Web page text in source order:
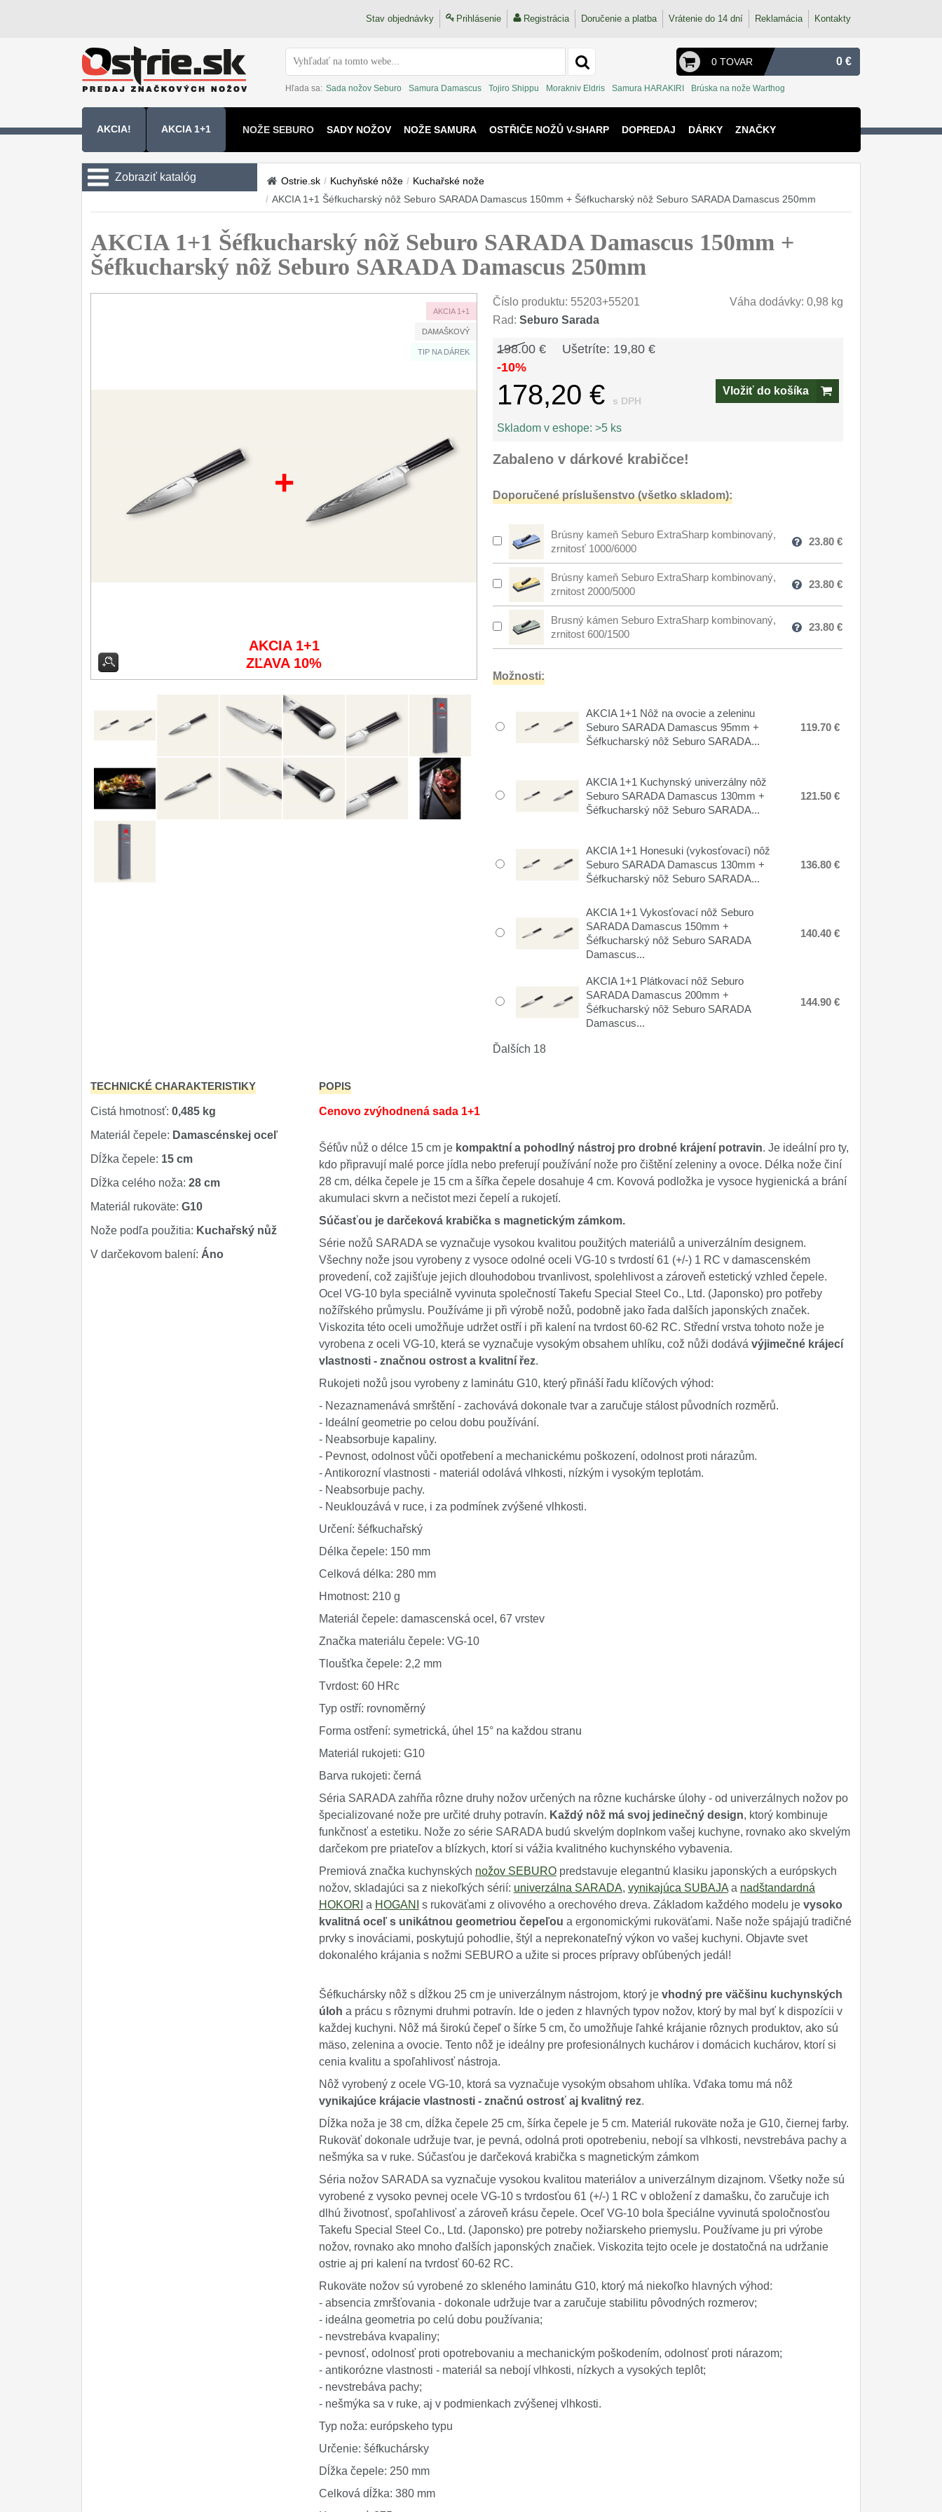
Stav objednávky Prihlásenie Registrácia Doručenie a platba Vrátenie do 14 dní Reklamácia Kontakty
0 TOVAR 0 €
Hľada sa: Sada nožov Seburo Samura Damascus Tojiro Shippu Morakniv Eldris Samura HARAKIRI Brúska na nože Warthog
AKCIA! AKCIA 1+1 NOŽE SEBURO SADY NOŽOV NOŽE SAMURA OSTŘIČE NOŽŮ V-SHARP DOPREDAJ DÁRKY ZNAČKY
Zobraziť katalóg
Sady nožov 9
Kuchařské nože 30
Univerzálny nože 50
Vykosťovací nože 41
Steakové nože 2
Príslušenstvo
Nože s pevnou čepeľou
Ostrenie nožov
Nože SEBURO
Nože Tojiro
Ostřiče nožů V-Sharp
Ostrie.sk / Kuchyňské nôže / Kuchařské nože
/ AKCIA 1+1 Šéfkucharský nôž Seburo SARADA Damascus 150mm + Šéfkucharský nôž Seburo SARADA Damascus 250mm
AKCIA 1+1 Šéfkucharský nôž Seburo SARADA Damascus 150mm +
Šéfkucharský nôž Seburo SARADA Damascus 250mm
AKCIA 1+1
DAMAŠKOVÝ
TIP NA DÁREK
+
AKCIA 1+1
ZĽAVA 10%
Číslo produktu: 55203+55201
Váha dodávky: 0,98 kg
Rad: Seburo Sarada
198.00 € Ušetríte: 19,80 €
-10%
178,20 € s DPH
Vložiť do košíka
Skladom v eshope: >5 ks
Zabaleno v dárkové krabičce!
Doporučené príslušenstvo (všetko skladom):
Brúsny kameň Seburo ExtraSharp kombinovaný,
zrnitosť 1000/6000
23.80 €
Brúsny kameň Seburo ExtraSharp kombinovaný,
zrnitost 2000/5000
23.80 €
Brusný kámen Seburo ExtraSharp kombinovaný,
zrnitost 600/1500
23.80 €
Možnosti:
AKCIA 1+1 Nôž na ovocie a zeleninu
Seburo SARADA Damascus 95mm +
Šéfkucharský nôž Seburo SARADA...
119.70 €
AKCIA 1+1 Kuchynský univerzálny nôž
Seburo SARADA Damascus 130mm +
Šéfkucharský nôž Seburo SARADA...
121.50 €
AKCIA 1+1 Honesuki (vykosťovací) nôž
Seburo SARADA Damascus 130mm +
Šéfkucharský nôž Seburo SARADA...
136.80 €
AKCIA 1+1 Vykosťovací nôž Seburo
SARADA Damascus 150mm +
Šéfkucharský nôž Seburo SARADA
Damascus...
140.40 €
AKCIA 1+1 Plátkovací nôž Seburo
SARADA Damascus 200mm +
Šéfkucharský nôž Seburo SARADA
Damascus...
144.90 €
Ďalších 18
TECHNICKÉ CHARAKTERISTIKY
Cistá hmotnosť: 0,485 kg
Materiál čepele: Damascénskej oceľ
Dĺžka čepele: 15 cm
Dĺžka celého noža: 28 cm
Materiál rukoväte: G10
Nože podľa použitia: Kuchařský nůž
V darčekovom balení: Áno
POPIS
Cenovo zvýhodnená sada 1+1
Šéfův nůž o délce 15 cm je kompaktní a pohodlný nástroj pro drobné krájení potravin. Je ideální pro ty,
kdo připravují malé porce jídla nebo preferují používání nože pro čištění zeleniny a ovoce. Délka nože činí
28 cm, délka čepele je 15 cm a šířka čepele dosahuje 4 cm. Kovová podložka je vysoce hygienická a brání
akumulaci skvrn a nečistot mezi čepelí a rukojetí.
Súčasťou je darčeková krabička s magnetickým zámkom.
Série nožů SARADA se vyznačuje vysokou kvalitou použitých materiálů a univerzálním designem.
Všechny nože jsou vyrobeny z vysoce odolné oceli VG-10 s tvrdostí 61 (+/-) 1 RC v damascenském
provedení, což zajišťuje jejich dlouhodobou trvanlivost, spolehlivost a zároveň estetický vzhled čepele.
Ocel VG-10 byla speciálně vyvinuta společností Takefu Special Steel Co., Ltd. (Japonsko) pro potřeby
nožířského průmyslu. Používáme ji při výrobě nožů, podobně jako řada dalších japonských značek.
Viskozita této oceli umožňuje udržet ostří i při kalení na tvrdost 60-62 RC. Střední vrstva tohoto nože je
vyrobena z oceli VG-10, která se vyznačuje vysokým obsahem uhlíku, což nůži dodává výjimečné krájecí
vlastnosti - značnou ostrost a kvalitní řez.
Rukojeti nožů jsou vyrobeny z laminátu G10, který přináší řadu klíčových výhod:
- Nezaznamenává smrštění - zachovává dokonale tvar a zaručuje stálost původních rozměrů.
- Ideální geometrie po celou dobu používání.
- Neabsorbuje kapaliny.
- Pevnost, odolnost vůči opotřebení a mechanickému poškození, odolnost proti nárazům.
- Antikorozní vlastnosti - materiál odolává vlhkosti, nízkým i vysokým teplotám.
- Neabsorbuje pachy.
- Neuklouzává v ruce, i za podmínek zvýšené vlhkosti.
Určení: šéfkuchařský
Délka čepele: 150 mm
Celková délka: 280 mm
Hmotnost: 210 g
Materiál čepele: damascenská ocel, 67 vrstev
Značka materiálu čepele: VG-10
Tloušťka čepele: 2,2 mm
Tvrdost: 60 HRc
Typ ostří: rovnoměrný
Forma ostření: symetrická, úhel 15° na každou stranu
Materiál rukojeti: G10
Barva rukojeti: černá
Séria SARADA zahŕňa rôzne druhy nožov určených na rôzne kuchárske úlohy - od univerzálnych nožov po
špecializované nože pre určité druhy potravín. Každý nôž má svoj jedinečný design, ktorý kombinuje
funkčnosť a estetiku. Nože zo série SARADA budú skvelým doplnkom vašej kuchyne, rovnako ako skvelým
darčekom pre priateľov a blízkych, ktorí si vážia kvalitného kuchynského vybavenia.
Premiová značka kuchynských nožov SEBUROpredstavuje elegantnú klasiku japonských a európskych
nožov, skladajúci sa z niekoľkých sérií: univerzálna SARADA, vynikajúca SUBAJAa nadštandardná
HOKORI a HOGANI s rukoväťami z olivového a orechového dreva. Základom každého modelu je vysoko
kvalitná oceľ s unikátnou geometriou čepeľou a ergonomickými rukoväťami. Naše nože spájajú tradičné
prvky s inováciami, poskytujú pohodlie, štýl a neprekonateľný výkon vo vašej kuchyni. Objavte svet
dokonalého krájania s nožmi SEBURO a užite si proces prípravy obľúbených jedál!
Šéfkuchársky nôž s dĺžkou 25 cm je univerzálnym nástrojom, ktorý je vhodný pre väčšinu kuchynských
úloh a prácu s rôznymi druhmi potravín. Ide o jeden z hlavných typov nožov, ktorý by mal byť k dispozícii v
každej kuchyni. Nôž má širokú čepeľ o šírke 5 cm, čo umožňuje ľahké krájanie rôznych produktov, ako sú
mäso, zelenina a ovocie. Tento nôž je ideálny pre profesionálnych kuchárov i domácich kuchárov, ktorí si
cenia kvalitu a spoľahlivosť nástroja.
Nôž vyrobený z ocele VG-10, ktorá sa vyznačuje vysokým obsahom uhlíka. Vďaka tomu má nôž
vynikajúce krájacie vlastnosti - značnú ostrosť aj kvalitný rez.
Dĺžka noža je 38 cm, dĺžka čepele 25 cm, šírka čepele je 5 cm. Materiál rukoväte noža je G10, čiernej farby.
Rukoväť dokonale udržuje tvar, je pevná, odolná proti opotrebeniu, nebojí sa vlhkosti, nevstrebáva pachy a
nešmýka sa v ruke. Súčasťou je darčeková krabička s magnetickým zámkom
Séria nožov SARADA sa vyznačuje vysokou kvalitou materiálov a univerzálnym dizajnom. Všetky nože sú
vyrobené z vysoko pevnej ocele VG-10 s tvrdosťou 61 (+/-) 1 RC v obložení z damašku, čo zaručuje ich
dlhú životnosť, spoľahlivosť a zároveň krásu čepele. Oceľ VG-10 bola špeciálne vyvinutá spoločnosťou
Takefu Special Steel Co., Ltd. (Japonsko) pre potreby nožiarskeho priemyslu. Používame ju pri výrobe
nožov, rovnako ako mnoho ďalších japonských značiek. Viskozita tejto ocele je dostatočná na udržanie
ostrie aj pri kalení na tvrdosť 60-62 RC.
Rukoväte nožov sú vyrobené zo skleného laminátu G10, ktorý má niekoľko hlavných výhod:
- absencia zmršťovania - dokonale udržuje tvar a zaručuje stabilitu pôvodných rozmerov;
- ideálna geometria po celú dobu používania;
- nevstrebáva kvapaliny;
- pevnosť, odolnosť proti opotrebovaniu a mechanickým poškodením, odolnosť proti nárazom;
- antikorózne vlastnosti - materiál sa nebojí vlhkosti, nízkych a vysokých teplôt;
- nevstrebáva pachy;
- nešmýka sa v ruke, aj v podmienkach zvýšenej vlhkosti.
Typ noža: európskeho typu
Určenie: šéfkuchársky
Dĺžka čepele: 250 mm
Celková dĺžka: 380 mm